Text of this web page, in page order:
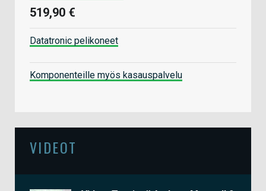
519,90 €
Datatronic pelikoneet
Komponenteille myös kasauspalvelu
VIDEOT